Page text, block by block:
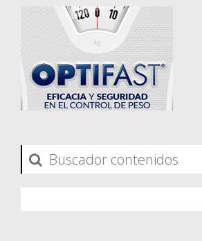
Buscador contenidos